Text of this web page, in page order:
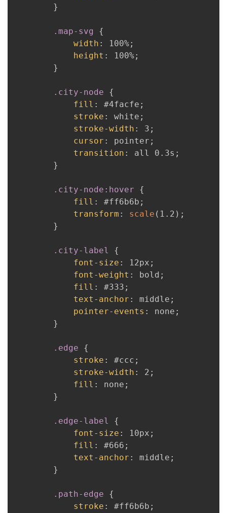
}
.map-svg
{
width : 100%;
height : 100%;
}
.city-node
{
fill : #4facfe ;
stroke : white ;
stroke-width : 3 ;
cursor : pointer ;
transition : all 0.3s ;
}
.city-node:hover
{
fill : #ff6b6b ;
transform : scale ( 1.2 ) ;
}
.city-label
{
font-size : 12px ;
font-weight : bold ;
fill : #333 ;
text-anchor : middle ;
pointer-events : none ;
}
.edge
{
stroke : #ccc ;
stroke-width : 2 ;
fill : none ;
}
.edge-label
{
font-size : 10px ;
fill : #666 ;
text-anchor : middle ;
}
.path-edge
{
stroke : #ff6b6b ;